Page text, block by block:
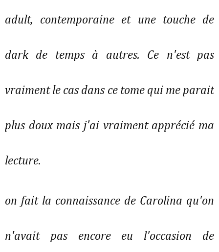
adult, contemporaine et une touche de
dark de temps à autres. Ce n'est pas
vraiment le cas dans ce tome qui me parait
plus doux mais j'ai vraiment apprécié ma
lecture.
on fait la connaissance de Carolina qu'on
n'avait pas encore eu l'occasion de